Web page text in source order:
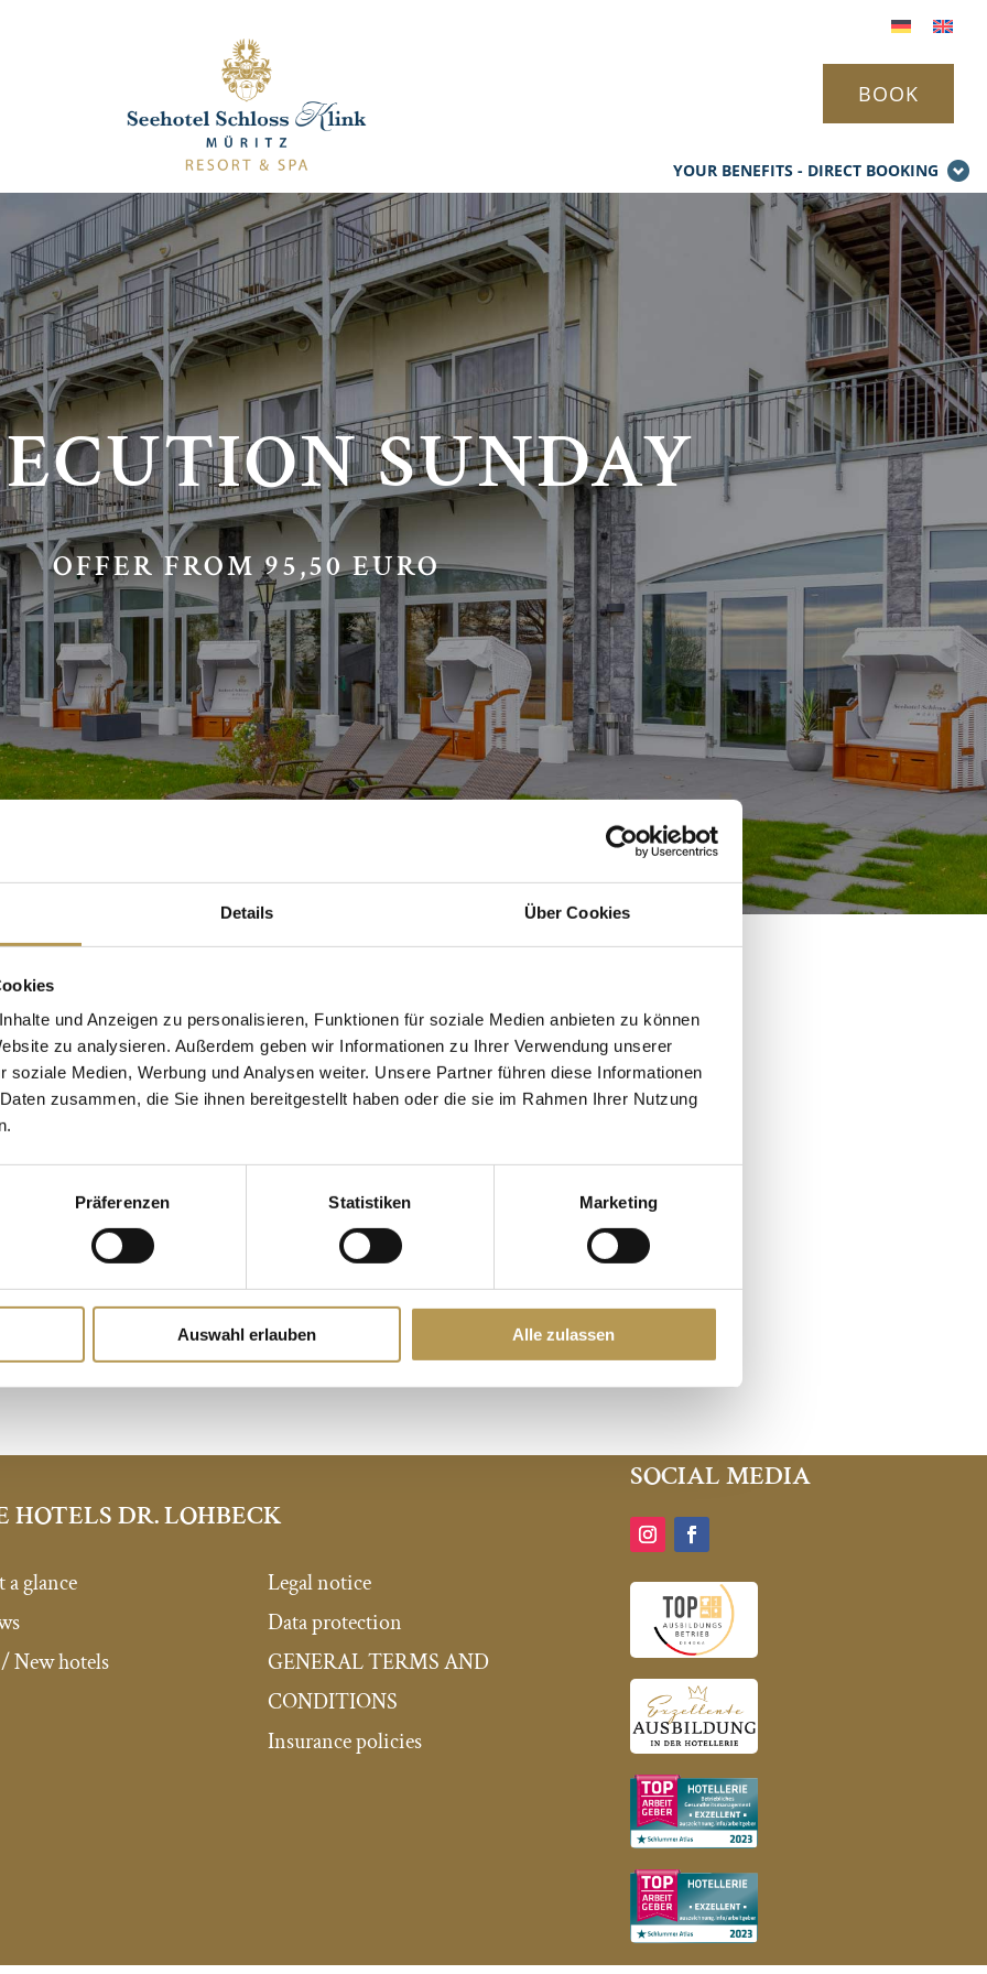
Details Über Cookies
und Anzeigen zu personalisieren, Funktionen für soziale Medien anbieten zu können
zu analysieren. Außerdem geben wir Informationen zu Ihrer Verwendung unserer
soziale Medien, Werbung und Analysen weiter. Unsere Partner führen diese Informationen
zusammen, die Sie ihnen bereitgestellt haben oder die sie im Rahmen Ihrer Nutzung
Präferenzen Statistiken Marketing
Auswahl erlauben Alle zulassen
YOUR BENEFITS - DIRECT BOOKING
BOOK
SUNDAY
OFFER FROM 95,50 EURO
at the Müritz.
Monday
saunas
during the stay
Overnight stays:1 night
Price:from 95,50 Euro p.p.
BOOK NOW
HOTELS DR. LOHBECK
a glance
New hotels
Legal notice
Data protection
GENERAL TERMS AND
CONDITIONS
Insurance policies
SOCIAL MEDIA